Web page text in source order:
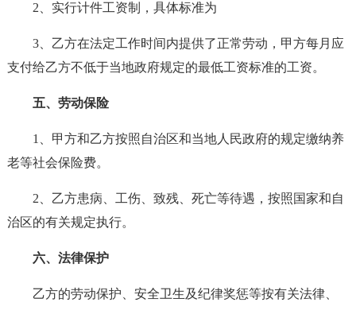
2、实行计件工资制，具体标准为
3、乙方在法定工作时间内提供了正常劳动，甲方每月应
支付给乙方不低于当地政府规定的最低工资标准的工资。
五、劳动保险
1、甲方和乙方按照自治区和当地人民政府的规定缴纳养
老等社会保险费。
2、乙方患病、工伤、致残、死亡等待遇，按照国家和自
治区的有关规定执行。
六、法律保护
乙方的劳动保护、安全卫生及纪律奖惩等按有关法律、